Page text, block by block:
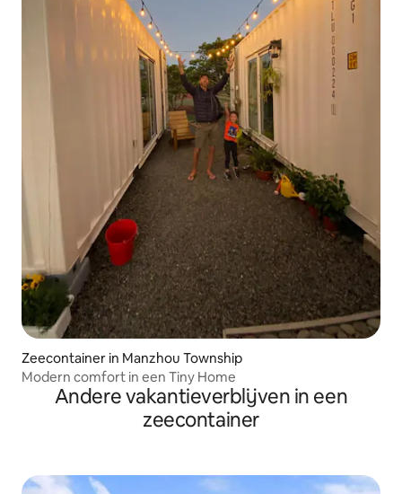
Zeecontainer in Manzhou Township
Modern comfort in een Tiny Home
Andere vakantieverblijven in een
zeecontainer